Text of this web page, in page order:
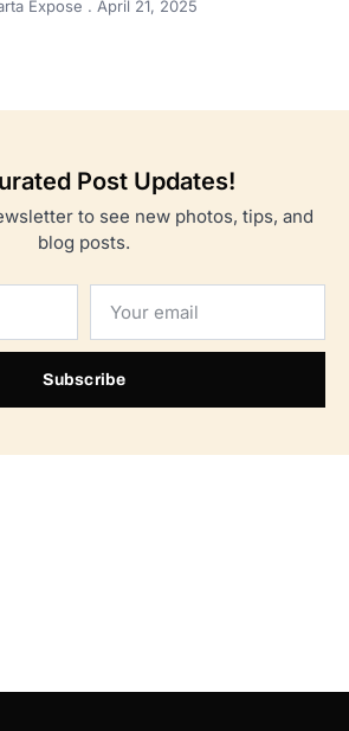
Expose April 21, 2025
Post Updates!
to see new photos, tips, and
blog posts.
Subscribe